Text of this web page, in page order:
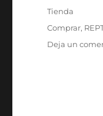
el
Categorías
Tienda
Etiquetas
Comprar,
Deja un